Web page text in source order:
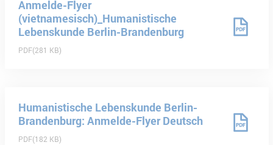
Anmelde-Flyer
(vietnamesisch)_Humanistische
Lebenskunde Berlin-Brandenburg
PDF 281 KB
Humanistische Lebenskunde Berlin-
Brandenburg: Anmelde-Flyer Deutsch
PDF 182 KB